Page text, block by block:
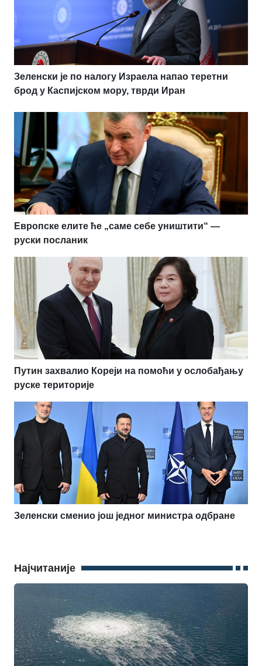
Зеленски је по налогу Израела напао теретни
брод у Каспијском мору, тврди Иран
Европске елите ће „саме себе уништити“ —
руски посланик
Путин захвалио Кореји на помоћи у ослобађању
руске територије
Зеленски сменио још једног министра одбране
Најчитаније